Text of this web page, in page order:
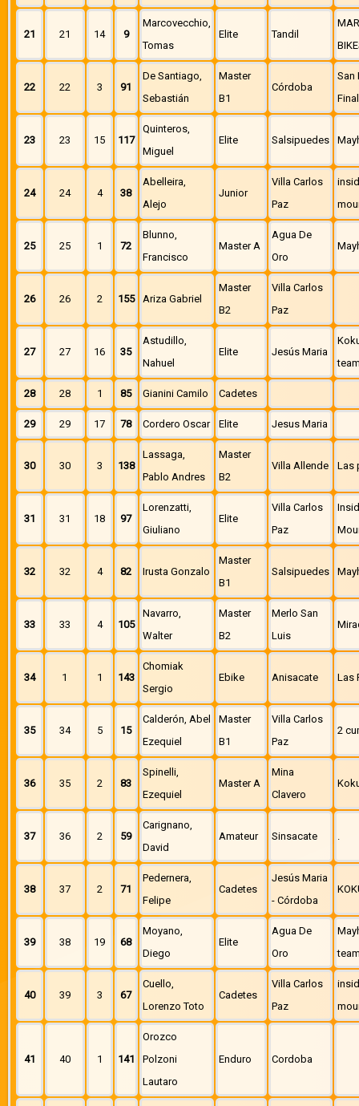
21 21 14 9
Marcovecchio,
Tomas
Elite Tandil
22 22 3 91
De Santiago,
Sebastián
Master
B1
Córdoba
San
23 23 15 117
Quinteros,
Miguel
Elite Salsipuedes
24 24 4 38
Abelleira,
Alejo
Junior
Villa Carlos
Paz
25 25 1 72
Blunno,
Francisco
Master A
Agua De
Oro
26 26 2 155 Ariza Gabriel
Master
B2
Villa Carlos
Paz
27 27 16 35
Astudillo,
Nahuel
Elite Jesús Maria
28 28 1 85 Gianini Camilo Cadetes
29 29 17 78 Cordero Oscar Elite Jesus Maria
30 30 3 138
Lassaga,
Pablo Andres
Master
B2
Villa Allende Las
31 31 18 97
Lorenzatti,
Giuliano
Elite
Villa Carlos
Paz
32 32 4 82 Irusta Gonzalo
Master
B1
Salsipuedes
33 33 4 105
Navarro,
Walter
Master
B2
Merlo San
Luis
34 1 1 143
Chomiak
Sergio
Ebike Anisacate Las
35 34 5 15
Calderón, Abel
Ezequiel
Master
B1
Villa Carlos
Paz
2
36 35 2 83
Spinelli,
Ezequiel
Master A
Mina
Clavero
37 36 2 59
Carignano,
David
Amateur Sinsacate
38 37 2 71
Pedernera,
Felipe
Cadetes
Jesús Maria
- Córdoba
39 38 19 68
Moyano,
Diego
Elite
Agua De
Oro
40 39 3 67
Cuello,
Lorenzo Toto
Cadetes
Villa Carlos
Paz
41 40 1 141
Orozco
Polzoni
Lautaro
Enduro Cordoba